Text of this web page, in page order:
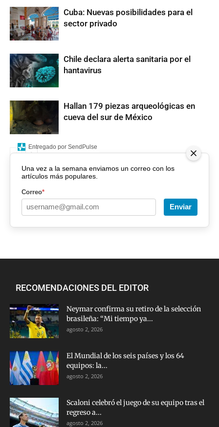
Cuba: Nuevas posibilidades para el
sector privado
Chile declara alerta sanitaria por el
hantavirus
Hallan 179 piezas arqueológicas en
cueva del sur de México
Una vez a la semana enviamos un correo con los
artículos más populares.
Correo*
Enviar
Entregado por SendPulse
RECOMENDACIONES DEL EDITOR
Neymar confirma su retiro de la selección
brasileña: “Mi tiempo ya...
agosto 2, 2026
El Mundial de los seis países y los 64
equipos: la...
agosto 2, 2026
Scaloni celebró el juego de su equipo tras el
regreso a...
agosto 2, 2026